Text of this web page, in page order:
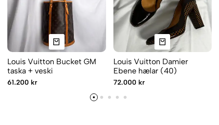
Louis Vuitton Bucket GM
taska + veski
61.200 kr
Louis Vuitton Damier
Ebene hælar (40)
72.000 kr